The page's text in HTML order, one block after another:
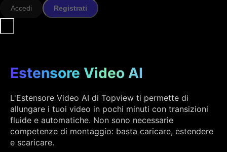
Accedi Registrati
Estensore Video AI
L'Estensore Video AI di Topview ti permette di
allungare i tuoi video in pochi minuti con transizioni
fluide e automatiche. Non sono necessarie
competenze di montaggio: basta caricare, estendere
e scaricare.